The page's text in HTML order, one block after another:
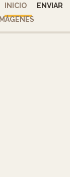
INICIO
ENVIAR
IMÁGENES